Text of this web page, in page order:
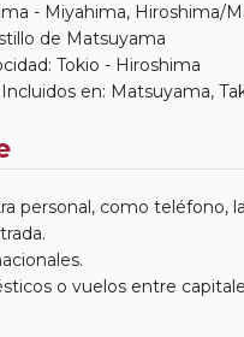
- Miyahima, Hiroshima/
de Matsuyama
Tokio - Hiroshima
en: Matsuyama,
personal, como teléfono,
o vuelos entre